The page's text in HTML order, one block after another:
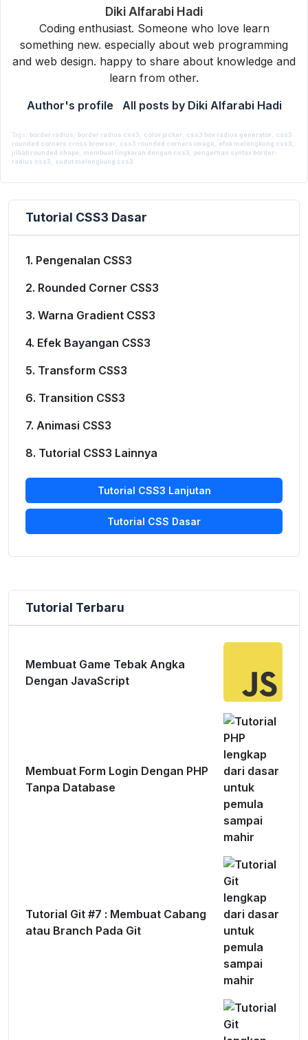
Diki Alfarabi Hadi
Coding enthusiast. Someone who love learn
something new. especially about web programming
and web design. happy to share about knowledge and
learn from other.
Author's profile
All posts by Diki Alfarabi Hadi
Tags: border radius, border radius css3, color picker, css3 box radius generator, css3
rounded corners cross browser, css3 rounded corners image, efek melengkung css3,
jilbab rounded shape, membuat lingkaran dengan css3, pengertian syntax border-
radius css3, sudut melengkung css3
Tutorial CSS3 Dasar
1. Pengenalan CSS3
2. Rounded Corner CSS3
3. Warna Gradient CSS3
4. Efek Bayangan CSS3
5. Transform CSS3
6. Transition CSS3
7. Animasi CSS3
8. Tutorial CSS3 Lainnya
Tutorial CSS3 Lanjutan
Tutorial CSS Dasar
Tutorial Terbaru
Membuat Game Tebak Angka
Dengan JavaScript
Membuat Form Login Dengan PHP
Tanpa Database
Tutorial Git #7 : Membuat Cabang
atau Branch Pada Git